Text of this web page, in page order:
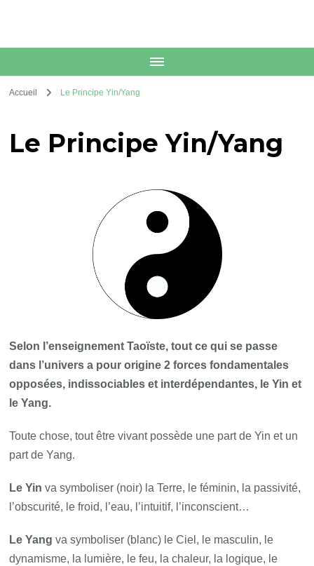
Accueil Le Principe Yin/Yang
Le Principe Yin/Yang
Selon l’enseignement Taoïste, tout ce qui se passe
dans l’univers a pour origine 2 forces fondamentales
opposées, indissociables et interdépendantes, le Yin et
le Yang.
Toute chose, tout être vivant possède une part de Yin et un
part de Yang.
Le Yin va symboliser (noir) la Terre, le féminin, la passivité,
l’obscurité, le froid, l’eau, l’intuitif, l’inconscient…
Le Yang va symboliser (blanc) le Ciel, le masculin, le
dynamisme, la lumière, le feu, la chaleur, la logique, le